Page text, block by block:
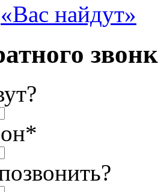
«Вас найдут»
*